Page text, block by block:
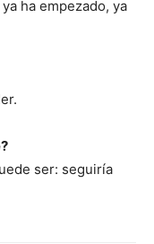
ha empezado, ya
ser: seguiría